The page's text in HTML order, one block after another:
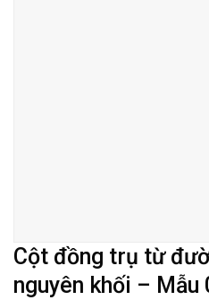
Cột đồng trụ từ
nguyên khối – Mẫu